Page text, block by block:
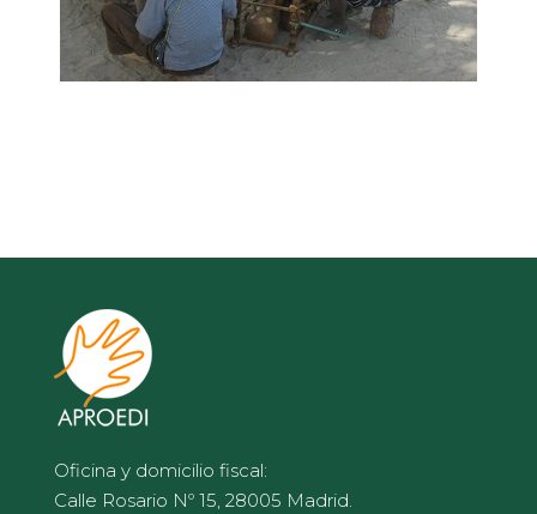
Oficina y domicilio fiscal:
Calle Rosario Nº 15, 28005 Madrid.